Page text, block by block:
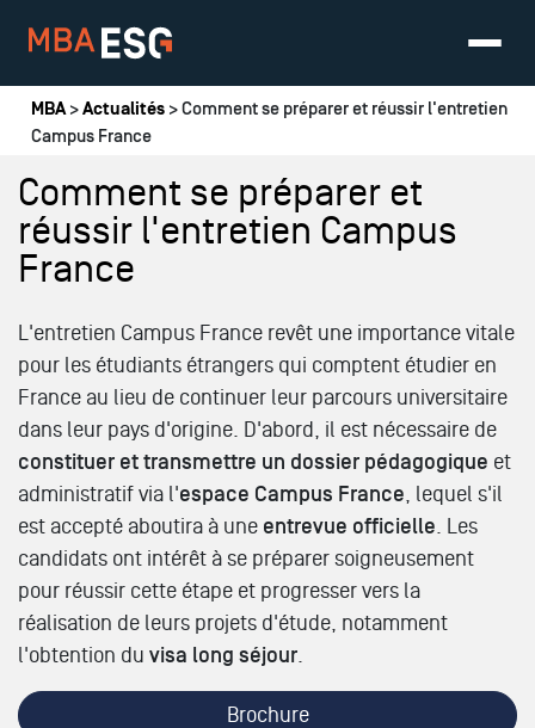
Vous êtes ici
MBA>Actualités > Comment se préparer et réussir l'entretien
Campus France
Comment se préparer et
réussir l'entretien Campus
France
L'entretien Campus France revêt une importance vitale
pour les étudiants étrangers qui comptent étudier en
France au lieu de continuer leur parcours universitaire
dans leur pays d'origine. D'abord, il est nécessaire de
constituer et transmettre un dossier pédagogique et
administratif via l'espace Campus France, lequel s'il
est accepté aboutira à une entrevue officielle. Les
candidats ont intérêt à se préparer soigneusement
pour réussir cette étape et progresser vers la
réalisation de leurs projets d'étude, notamment
l'obtention du visa long séjour.
Brochure